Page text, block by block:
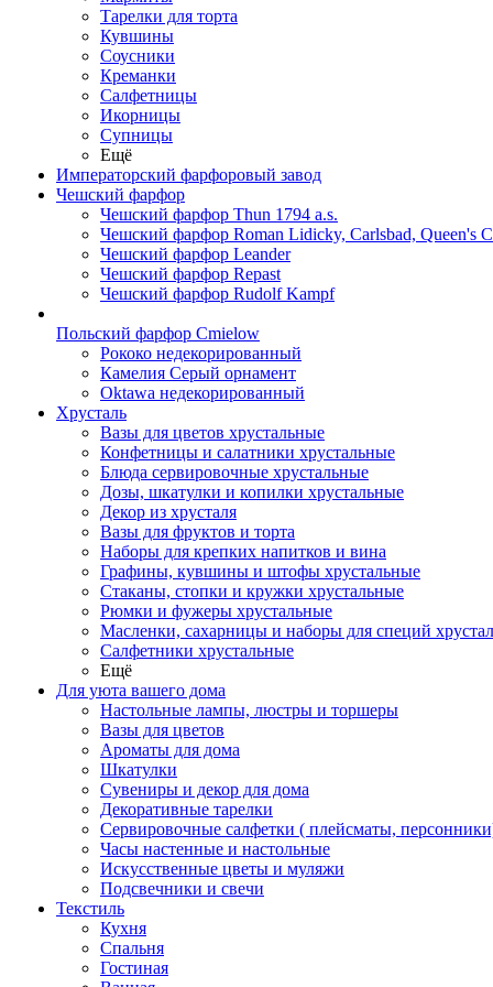
Тарелки для торта
Кувшины
Соусники
Креманки
Салфетницы
Икорницы
Супницы
Ещё
Императорский фарфоровый завод
Чешский фарфор
Чешский фарфор Thun 1794 a.s.
Чешский фарфор Roman Lidicky, Carlsbad, Queen's
Чешский фарфор Leander
Чешский фарфор Repast
Чешский фарфор Rudolf Kampf
Польский фарфор Сmielow
Рококо недекорированный
Камелия Серый орнамент
Oktawa недекорированный
Хрусталь
Вазы для цветов хрустальные
Конфетницы и салатники хрустальные
Блюда сервировочные хрустальные
Дозы, шкатулки и копилки хрустальные
Декор из хрусталя
Вазы для фруктов и торта
Наборы для крепких напитков и вина
Графины, кувшины и штофы хрустальные
Стаканы, стопки и кружки хрустальные
Рюмки и фужеры хрустальные
Масленки, сахарницы и наборы для специй
Салфетники хрустальные
Ещё
Для уюта вашего дома
Настольные лампы, люстры и торшеры
Вазы для цветов
Ароматы для дома
Шкатулки
Сувениры и декор для дома
Декоративные тарелки
Сервировочные салфетки ( плейсматы,
Часы настенные и настольные
Искусственные цветы и муляжи
Подсвечники и свечи
Текстиль
Кухня
Спальня
Гостиная